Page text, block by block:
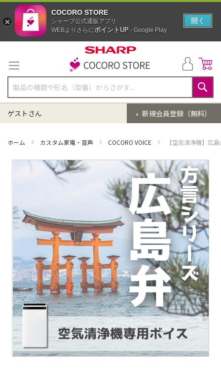
テ
ン
ツ
に
ス
キ
ッ
検
索
新規会員登録（無料）
ゲストさん
ホーム カスタム家電・音声 COCORO VOICE 【空気清浄機】広
ギ
ャ
ラ
最
後
に
移
動
す
る
COCORO STORE
シャープ公式通販アプリ
WEBよりさらにポイントUP- Google Play
開く